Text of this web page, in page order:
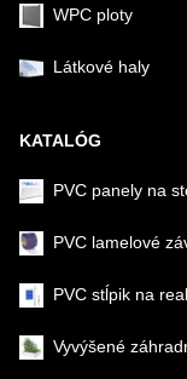
WPC ploty
Látkové haly
KATALÓG
PVC panely na
PVC lamelové
PVC stĺpik na
Vyvýšené